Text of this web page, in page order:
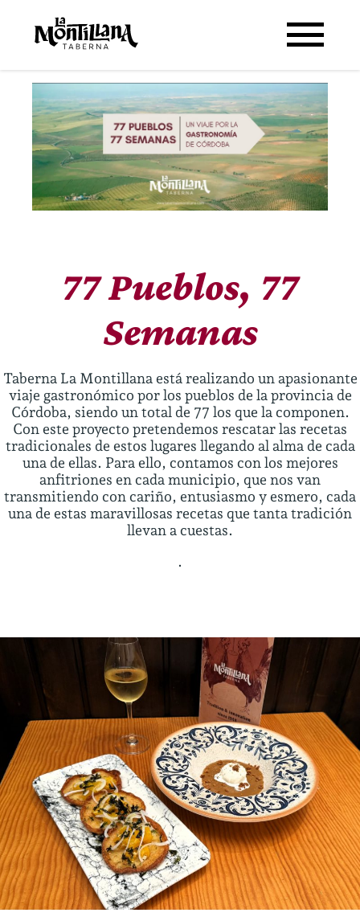
77 Pueblos, 77
Semanas
Taberna La Montillana está realizando un apasionante
viaje gastronómico por los pueblos de la provincia de
Córdoba, siendo un total de 77 los que la componen.
Con este proyecto pretendemos rescatar las recetas
tradicionales de estos lugares llegando al alma de cada
una de ellas. Para ello, contamos con los mejores
anfitriones en cada municipio, que nos van
transmitiendo con cariño, entusiasmo y esmero, cada
una de estas maravillosas recetas que tanta tradición
llevan a cuestas.
.